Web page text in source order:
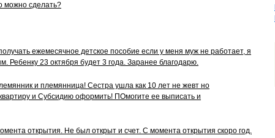
можно сделать?
ежемесячное детское пособие если у меня муж не работает, я
Ребенку 23 октября будет 3 года. Заранее благодарю.
и племянница! Сестра ушла как 10 лет не жевт но
и Субсидию оформить! ПОмогите ее выписать и
открытия. Не был открыт и счет. С момента открытия скоро год.